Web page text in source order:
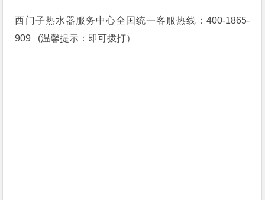
西门子热水器服务中心全国统一客服热线：400-1865-
909 (温馨提示：即可拨打）